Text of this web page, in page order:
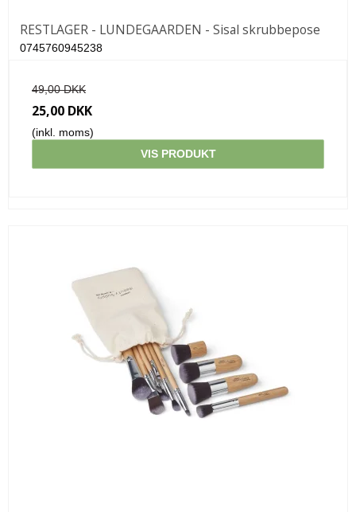
RESTLAGER - LUNDEGAARDEN - Sisal skrubbepose
0745760945238
49,00 DKK
25,00 DKK
(inkl. moms)
VIS PRODUKT